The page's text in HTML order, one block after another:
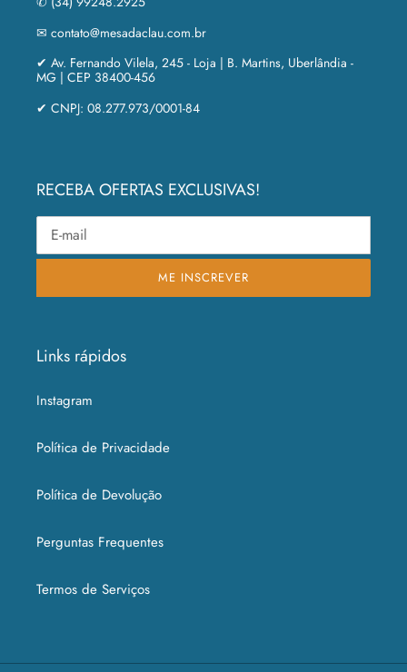
✉ contato@mesadaclau.com.br
✔ Av. Fernando Vilela, 245 - Loja | B. Martins, Uberlândia -
MG | CEP 38400-456
✔ CNPJ: 08.277.973/0001-84
RECEBA OFERTAS EXCLUSIVAS!
ME INSCREVER
Links rápidos
Instagram
Política de Privacidade
Política de Devolução
Perguntas Frequentes
Termos de Serviços